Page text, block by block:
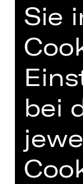
Bühne.
TEAM
Sie
bei